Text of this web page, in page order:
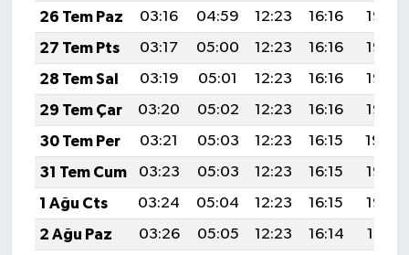
26 Tem Paz
03:16 04:59 12:23 16:16
19:37
27 Tem Pts
03:17 05:00 12:23 16:16
19:37
28 Tem Sal
03:19 05:01 12:23 16:16
19:36
29 Tem Çar
03:20 05:02 12:23 16:16
19:35
30 Tem Per
03:21 05:03 12:23 16:15
19:34
31 Tem Cum
03:23 05:03 12:23 16:15
19:33
1 Ağu Cts
03:24 05:04 12:23 16:15
19:32
2 Ağu Paz
03:26 05:05 12:23 16:14
19:31